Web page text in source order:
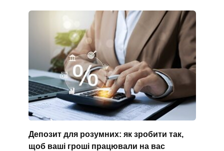
Депозит для розумних: як зробити так,
щоб ваші гроші працювали на вас